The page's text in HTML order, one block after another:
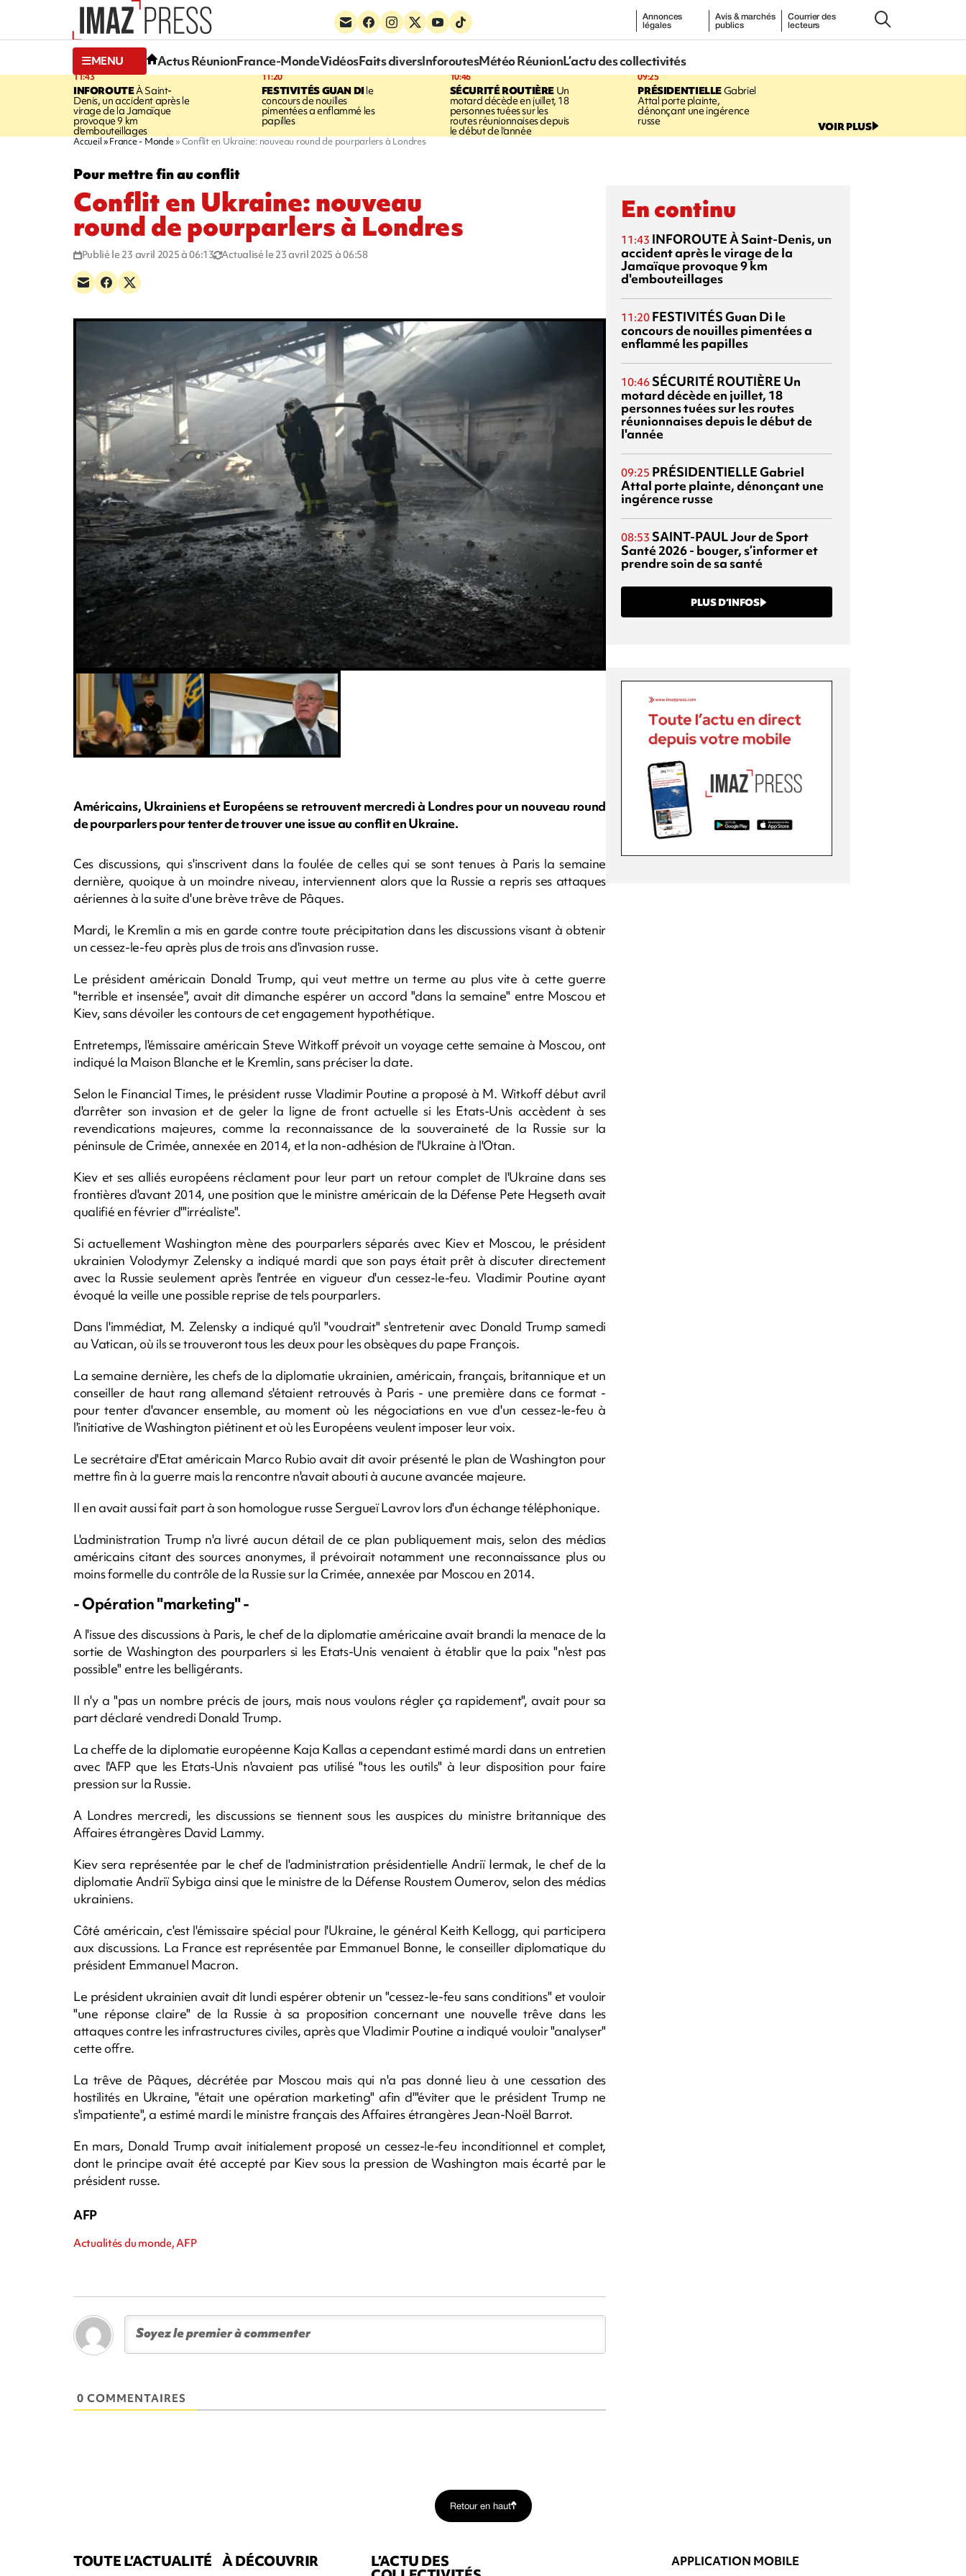
Annonces
légales
Avis & marchés
publics
Courrier des
lecteurs
MENU Actus RéunionFrance-MondeVidéosFaits diversInforoutesMétéo RéunionL’actu des collectivités
11:43
INFOROUTEÀ Saint-
Denis, un accident après le
virage de la Jamaïque
provoque 9 km
d'embouteillages
11:20
FESTIVITÉSGUAN DIle
concours de nouilles
pimentées a enflammé les
papilles
10:46
SÉCURITÉ ROUTIÈRE Un
motard décède en juillet, 18
personnes tuées sur les
routes réunionnaises depuis
le début de l'année
09:25
PRÉSIDENTIELLEGabriel
Attal porte plainte,
dénonçant une ingérence
russe VOIR PLUS
Accueil France - Monde Conflit en Ukraine: nouveau round de pourparlers à Londres
Pour mettre fin au conflit
Conflit en Ukraine: nouveau
round de pourparlers à Londres
Publié le 23 avril 2025 à 06:13 Actualisé le 23 avril 2025 à 06:58
Américains, Ukrainiens et Européens se retrouvent mercredi à Londres pour un nouveau round
de pourparlers pour tenter de trouver une issue au conflit en Ukraine.
Ces discussions, qui s'inscrivent dans la foulée de celles qui se sont tenues à Paris la semaine
dernière, quoique à un moindre niveau, interviennent alors que la Russie a repris ses attaques
aériennes à la suite d'une brève trêve de Pâques.
Mardi, le Kremlin a mis en garde contre toute précipitation dans les discussions visant à obtenir
un cessez-le-feu après plus de trois ans d'invasion russe.
Le président américain Donald Trump, qui veut mettre un terme au plus vite à cette guerre
"terrible et insensée", avait dit dimanche espérer un accord "dans la semaine" entre Moscou et
Kiev, sans dévoiler les contours de cet engagement hypothétique.
Entretemps, l'émissaire américain Steve Witkoff prévoit un voyage cette semaine à Moscou, ont
indiqué la Maison Blanche et le Kremlin, sans préciser la date.
Selon le Financial Times, le président russe Vladimir Poutine a proposé à M. Witkoff début avril
d'arrêter son invasion et de geler la ligne de front actuelle si les Etats-Unis accèdent à ses
revendications majeures, comme la reconnaissance de la souveraineté de la Russie sur la
péninsule de Crimée, annexée en 2014, et la non-adhésion de l'Ukraine à l'Otan.
Kiev et ses alliés européens réclament pour leur part un retour complet de l'Ukraine dans ses
frontières d'avant 2014, une position que le ministre américain de la Défense Pete Hegseth avait
qualifié en février d'"irréaliste".
Si actuellement Washington mène des pourparlers séparés avec Kiev et Moscou, le président
ukrainien Volodymyr Zelensky a indiqué mardi que son pays était prêt à discuter directement
avec la Russie seulement après l'entrée en vigueur d'un cessez-le-feu. Vladimir Poutine ayant
évoqué la veille une possible reprise de tels pourparlers.
Dans l'immédiat, M. Zelensky a indiqué qu'il "voudrait" s'entretenir avec Donald Trump samedi
au Vatican, où ils se trouveront tous les deux pour les obsèques du pape François.
La semaine dernière, les chefs de la diplomatie ukrainien, américain, français, britannique et un
conseiller de haut rang allemand s'étaient retrouvés à Paris - une première dans ce format -
pour tenter d'avancer ensemble, au moment où les négociations en vue d'un cessez-le-feu à
l'initiative de Washington piétinent et où les Européens veulent imposer leur voix.
Le secrétaire d'Etat américain Marco Rubio avait dit avoir présenté le plan de Washington pour
mettre fin à la guerre mais la rencontre n'avait abouti à aucune avancée majeure.
Il en avait aussi fait part à son homologue russe Sergueï Lavrov lors d'un échange téléphonique.
L'administration Trump n'a livré aucun détail de ce plan publiquement mais, selon des médias
américains citant des sources anonymes, il prévoirait notamment une reconnaissance plus ou
moins formelle du contrôle de la Russie sur la Crimée, annexée par Moscou en 2014.
- Opération "marketing" -
A l'issue des discussions à Paris, le chef de la diplomatie américaine avait brandi la menace de la
sortie de Washington des pourparlers si les Etats-Unis venaient à établir que la paix "n'est pas
possible" entre les belligérants.
Il n'y a "pas un nombre précis de jours, mais nous voulons régler ça rapidement", avait pour sa
part déclaré vendredi Donald Trump.
La cheffe de la diplomatie européenne Kaja Kallas a cependant estimé mardi dans un entretien
avec l'AFP que les Etats-Unis n'avaient pas utilisé "tous les outils" à leur disposition pour faire
pression sur la Russie.
A Londres mercredi, les discussions se tiennent sous les auspices du ministre britannique des
Affaires étrangères David Lammy.
Kiev sera représentée par le chef de l'administration présidentielle Andriï Iermak, le chef de la
diplomatie Andriï Sybiga ainsi que le ministre de la Défense Roustem Oumerov, selon des médias
ukrainiens.
Côté américain, c'est l'émissaire spécial pour l'Ukraine, le général Keith Kellogg, qui participera
aux discussions. La France est représentée par Emmanuel Bonne, le conseiller diplomatique du
président Emmanuel Macron.
Le président ukrainien avait dit lundi espérer obtenir un "cessez-le-feu sans conditions" et vouloir
"une réponse claire" de la Russie à sa proposition concernant une nouvelle trêve dans les
attaques contre les infrastructures civiles, après que Vladimir Poutine a indiqué vouloir "analyser"
cette offre.
La trêve de Pâques, décrétée par Moscou mais qui n'a pas donné lieu à une cessation des
hostilités en Ukraine, "était une opération marketing" afin d'"éviter que le président Trump ne
s'impatiente", a estimé mardi le ministre français des Affaires étrangères Jean-Noël Barrot.
En mars, Donald Trump avait initialement proposé un cessez-le-feu inconditionnel et complet,
dont le principe avait été accepté par Kiev sous la pression de Washington mais écarté par le
président russe.
AFP
Actualités du monde, AFP
0 COMMENTAIRES
En continu
11:43 INFOROUTEÀ Saint-Denis, un
accident après le virage de la
Jamaïque provoque 9 km
d'embouteillages
11:20 FESTIVITÉSGuan Di le
concours de nouilles pimentées a
enflammé les papilles
10:46 SÉCURITÉ ROUTIÈRE Un
motard décède en juillet, 18
personnes tuées sur les routes
réunionnaises depuis le début de
l'année
09:25 PRÉSIDENTIELLEGabriel
Attal porte plainte, dénonçant une
ingérence russe
08:53 SAINT-PAULJour de Sport
Santé 2026 - bouger, s’informer et
prendre soin de sa santé
PLUS D’INFOS
Retour en haut
TOUTE L’ACTUALITÉ À DÉCOUVRIR L’ACTU DES APPLICATION MOBILE